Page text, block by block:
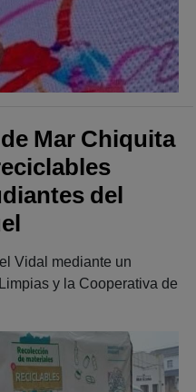
Mar Chiquita
del
Vidal mediante un
y la Cooperativa de